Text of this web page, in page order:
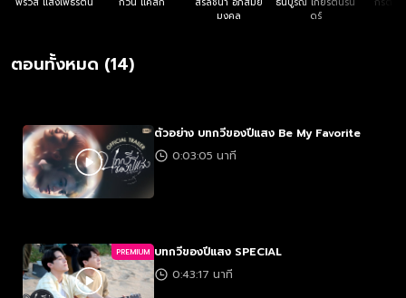
มงคล
ดร์
ตอนทั้งหมด (14)
ตัวอย่าง บทกวีของปีแสง Be My Favorite
0:03:05 นาที
PREMIUM บทกวีของปีแสง SPECIAL
0:43:17 นาที